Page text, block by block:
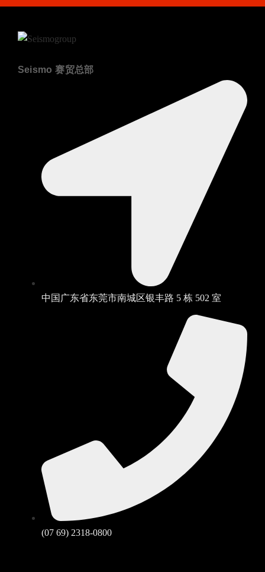
Seismo 赛贸总部
中国广东省东莞市南城区银丰路 5 栋 502 室
(07 69) 2318-0800